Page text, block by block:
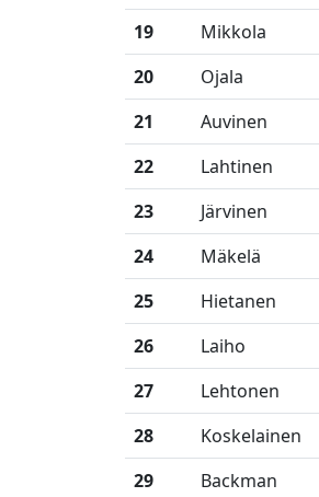
19
Mikkola
20
Ojala
21
Auvinen
22
Lahtinen
23
Järvinen
24
Mäkelä
25
Hietanen
26
Laiho
27
Lehtonen
28
Koskelainen
29
Backman